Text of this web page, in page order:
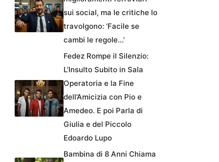
sui social, ma le critiche lo
travolgono: ‘Facile se
cambi le regole…’
Fedez Rompe il Silenzio:
L’Insulto Subito in Sala
Operatoria e la Fine
dell’Amicizia con Pio e
Amedeo. E poi Parla di
Giulia e del Piccolo
Edoardo Lupo
Bambina di 8 Anni Chiama